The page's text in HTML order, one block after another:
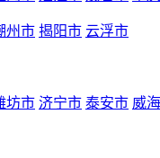
州市 揭阳市 云浮市
坊市 济宁市 泰安市 威